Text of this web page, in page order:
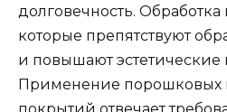
долговечность.
которые препятствуют
и повышают эстетические
Применение порошковых